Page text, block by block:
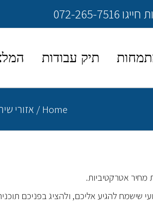
תיק עבודות
Home
/ אזורי
מחיר אטרקטיביות.
שישמח להגיע אליכם, ולהציג בפניכם